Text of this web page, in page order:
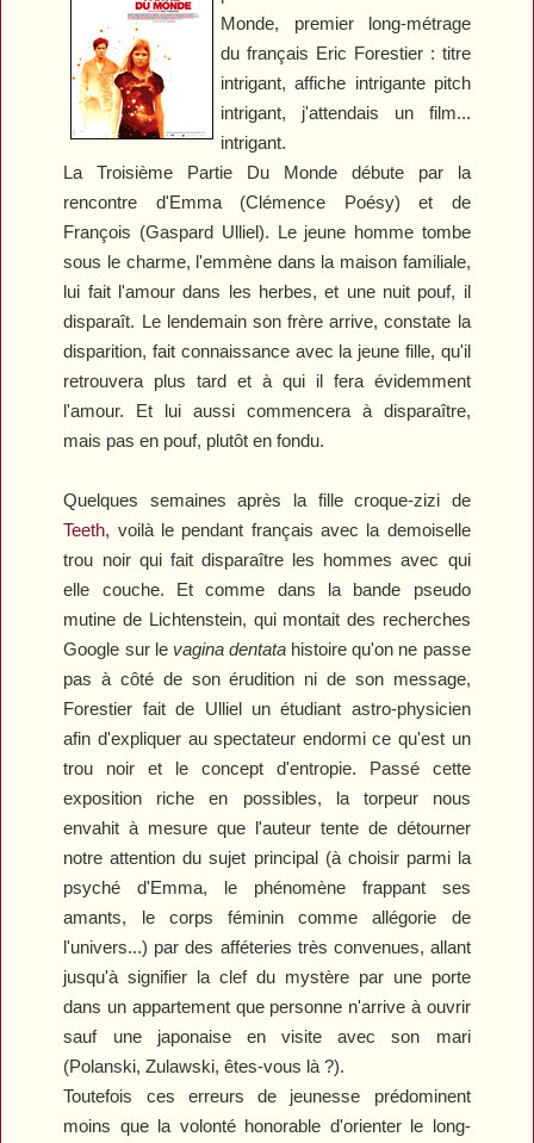
Monde, premier long-métrage
du français Eric Forestier : titre
intrigant, affiche intrigante pitch
intrigant, j'attendais un film...
intrigant.
La Troisième Partie Du Mondedébute par la
rencontre d'Emma (Clémence Poésy) et de
François (Gaspard Ulliel). Le jeune homme tombe
sous le charme, l'emmène dans la maison familiale,
lui fait l'amour dans les herbes, et une nuit pouf, il
disparaît. Le lendemain son frère arrive, constate la
disparition, fait connaissance avec la jeune fille, qu'il
retrouvera plus tard et à qui il fera évidemment
l'amour. Et lui aussi commencera à disparaître,
mais pas en pouf, plutôt en fondu.
Quelques semaines après la fille croque-zizi de
Teeth, voilà le pendant français avec la demoiselle
trou noir qui fait disparaître les hommes avec qui
elle couche. Et comme dans la bande pseudo
mutine de Lichtenstein, qui montait des recherches
Google sur le vagina dentata histoire qu'on ne passe
pas à côté de son érudition ni de son message,
Forestier fait de Ulliel un étudiant astro-physicien
afin d'expliquer au spectateur endormi ce qu'est un
trou noir et le concept d'entropie. Passé cette
exposition riche en possibles, la torpeur nous
envahit à mesure que l'auteur tente de détourner
notre attention du sujet principal (à choisir parmi la
psyché d'Emma, le phénomène frappant ses
amants, le corps féminin comme allégorie de
l'univers...) par des afféteries très convenues, allant
jusqu'à signifier la clef du mystère par une porte
dans un appartement que personne n'arrive à ouvrir
sauf une japonaise en visite avec son mari
(Polanski, Zulawski, êtes-vous là ?).
Toutefois ces erreurs de jeunesse prédominent
moins que la volonté honorable d'orienter le long-